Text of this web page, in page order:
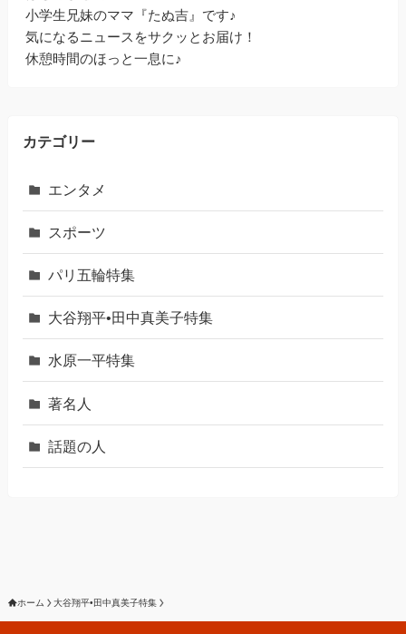
小学生兄妹のママ『たぬ吉』です♪
気になるニュースをサクッとお届け！
休憩時間のほっと一息に♪
カテゴリー
エンタメ
スポーツ
パリ五輪特集
大谷翔平•田中真美子特集
水原一平特集
著名人
話題の人
ホーム 大谷翔平•田中真美子特集